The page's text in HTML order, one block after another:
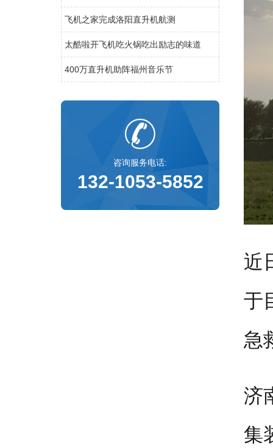
飞机之家完成洛阳直升机航测
太酷啦开飞机吃火锅吃出励志的味道
400万直升机助阵福州音乐节
咨询服务电话:
132-1053-5852
近
于
急
济
集